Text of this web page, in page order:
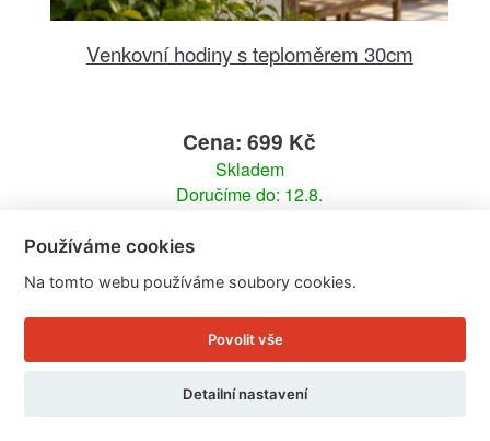
Venkovní hodiny s teploměrem 30cm
Cena: 699 Kč
Skladem
Doručíme do: 12.8.
Používáme cookies
Na tomto webu používáme soubory cookies.
Povolit vše
Detailní nastavení